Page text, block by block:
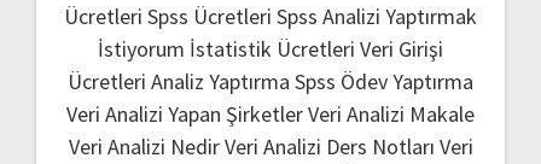
Ücretleri Spss Ücretleri Spss Analizi Yaptırmak
İstiyorum İstatistik Ücretleri Veri Girişi
Ücretleri Analiz Yaptırma Spss Ödev Yaptırma
Veri Analizi Yapan ŞirketlerVeri Analizi Makale
Veri Analizi NedirVeri Analizi Ders Notları Veri